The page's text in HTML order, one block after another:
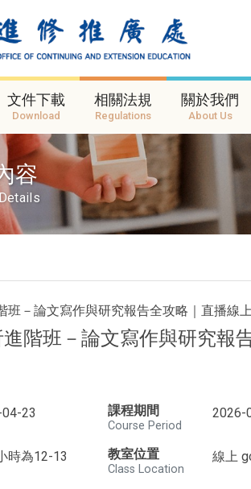
文件下載
Download
相關法規
Regulations
關於我們
About Us
容
班－論文寫作與研究報告全攻略｜直播線
階班－論文寫作與研究報
23 課程期間
Course Period
2026-
時為12-13
教室位置
Class Location
線上